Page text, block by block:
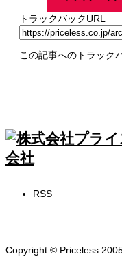
トラックバックURL
この記事へのトラック
RSS
Copyright © Priceless